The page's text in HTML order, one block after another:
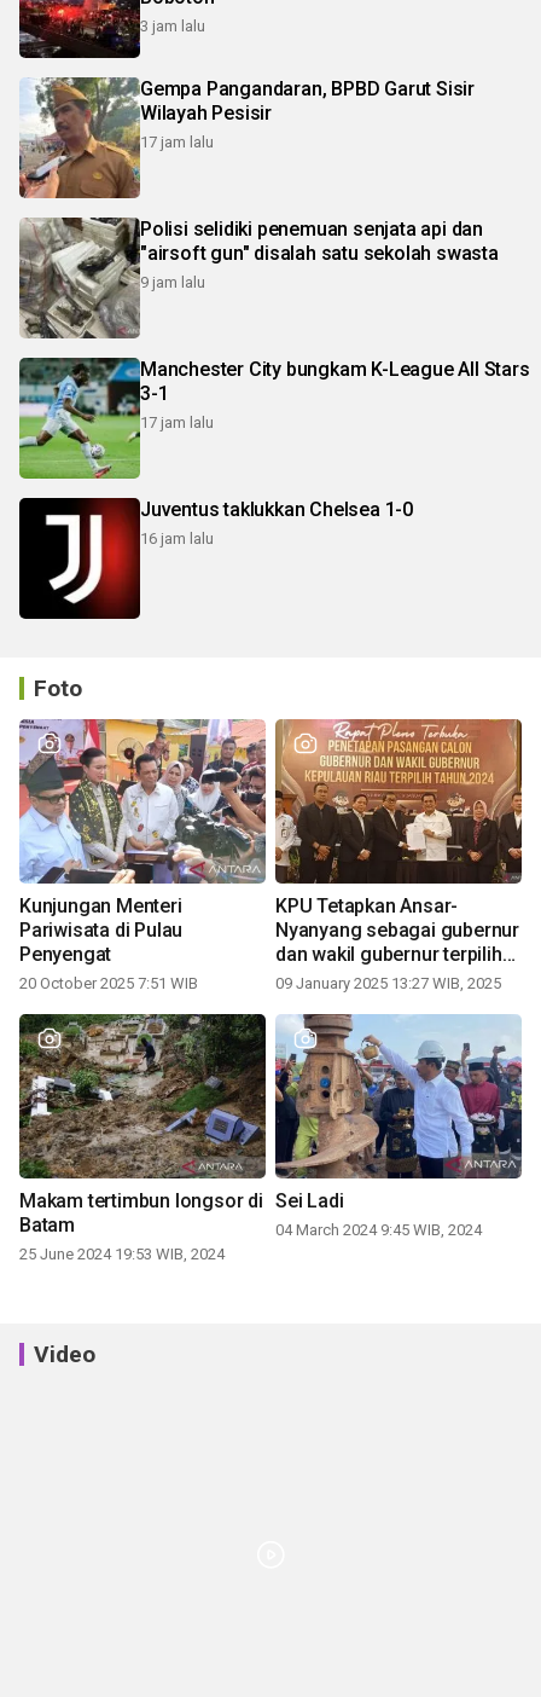
3 jam lalu
Gempa Pangandaran, BPBD Garut Sisir
Wilayah Pesisir
17 jam lalu
Polisi selidiki penemuan senjata api dan
"airsoft gun" disalah satu sekolah swasta
9 jam lalu
Manchester City bungkam K-League All Stars
3-1
17 jam lalu
Juventus taklukkan Chelsea 1-0
16 jam lalu
Foto
Kunjungan Menteri
Pariwisata di Pulau
Penyengat
20 October 2025 7:51 WIB
KPU Tetapkan Ansar-
Nyanyang sebagai gubernur
dan wakil gubernur terpilih
periode 2025-2030
09 January 2025 13:27 WIB, 2025
Makam tertimbun longsor di
Batam
25 June 2024 19:53 WIB, 2024
Sei Ladi
04 March 2024 9:45 WIB, 2024
Video